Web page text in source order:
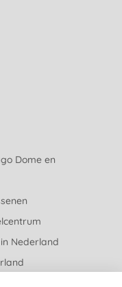
Dome en
Nederland